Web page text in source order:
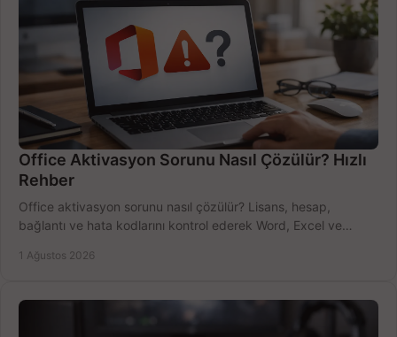
Office Aktivasyon Sorunu Nasıl Çözülür? Hızlı
Rehber
Office aktivasyon sorunu nasıl çözülür? Lisans, hesap,
bağlantı ve hata kodlarını kontrol ederek Word, Excel ve
1 Ağustos 2026